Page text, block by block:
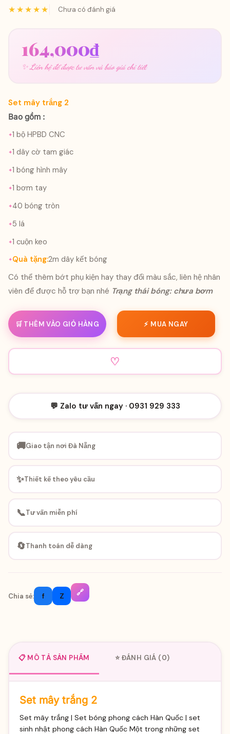
★★★★★ Chưa có đánh giá
164,000₫
✨ Liên hệ để được tư vấn và báo giá chi tiết
Set mây trắng 2
Bao gồm :
1 bộ HPBD CNC
1 dây cờ tam giác
1 bóng hình mây
1 bơm tay
40 bóng tròn
5 lá
1 cuộn keo
Quà tặng:2m dây kết bóng
Có thể thêm bớt phụ kiện hay thay đổi màu sắc, liên hệ nhân
viên để được hỗ trợ bạn nhé Trạng thái bóng: chưa bơm
🛒 THÊM VÀO GIỎ HÀNG ⚡ MUA NGAY
♡
💬 Zalo tư vấn ngay · 0931 929 333
🚚Giao tận nơi Đà Nẵng
✨Thiết kế theo yêu cầu
📞Tư vấn miễn phí
🔄Thanh toán dễ dàng
Chia sẻ: f Z 🔗
📋 MÔ TẢ SẢN PHẨM ⭐ ĐÁNH GIÁ (0)
Set mây trắng 2
Set mây trắng | Set bóng phong cách Hàn Quốc | set
sinh nhật phong cách Hàn Quốc Một trong những set